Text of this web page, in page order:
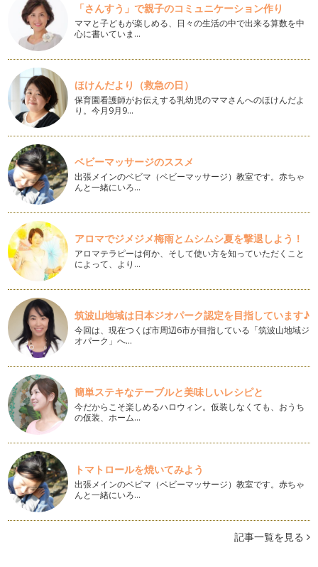
子育ての悩み
入れたての熱いコーヒーを飲みたい。 新聞をゆっくり読みた
い。 …
ソーシャルビジネスで起業！
ソーシャルビジネスってご存知ですか？ 定義は地域や社会の
ニーズをビジネスとして継続…
ママの習い事
年が明けて半月経ちました。本年もどうぞよろしくお願いしま
す。 北海道は氷点下が続…
再就職前の事前準備NO.2
前回のブログでSTEP1～STEP3までお伝えしました、今回のブ
ログではSTEP4仕事の探…
再就職前の事前準備
何のために仕事をするのか？目的意識をしっかりと持ちましょ
う。 …
北海道の食（冬）
札幌は11月14日に初雪が降りました。すでに氷点下も記録し
本格的な冬の到来です。 …
子供の急な発熱、そんな時どうしたらいい？
子供の急な発熱、そんな時どうしたらいい？ 職場には迷惑を
かけたくない、でも仕…
『育児と仕事両立のコツ』
今回は「仕事と育児の両立のコツ」をテーマにしました。 私
の住む北海道でも、様々な…
ママの『プチ起業』
私達が運営しているママナビ会員の中には、趣味や特技を仕事
にするいわゆる「プチ起業」をするマ…
北海道の「食」
北海道では大分、涼しい日が続くように、秋が1歩1歩近づい
「さんすう」で親子のコミュニケーション作り
ママと子どもが楽しめる、日々の生活の中で出来る算数を中
心に書いていま…
ほけんだより（救急の日）
保育園看護師がお伝えする乳幼児のママさんへのほけんだよ
り。今月9月9…
ベビーマッサージのススメ
出張メインのベビマ（ベビーマッサージ）教室です。赤ちゃ
んと一緒にいろ…
アロマでジメジメ梅雨とムシムシ夏を撃退しよう！
アロマテラピーは何か、そして使い方を知っていただくこと
によって、より…
筑波山地域は日本ジオパーク認定を目指しています♪
今回は、現在つくば市周辺6市が目指している「筑波山地域ジ
オパーク」へ…
簡単ステキなテーブルと美味しいレシピと
今だからこそ楽しめるハロウィン。仮装しなくても、おうち
の仮装、ホーム…
トマトロールを焼いてみよう
出張メインのベビマ（ベビーマッサージ）教室です。赤ちゃ
んと一緒にいろ…
記事一覧を見る